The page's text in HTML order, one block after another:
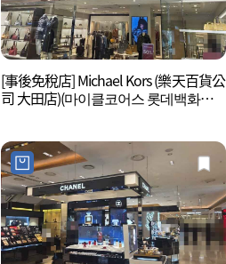
[事後免稅店] Michael Kors (樂天百貨公
司 大田店)(마이클코어스 롯데백화점